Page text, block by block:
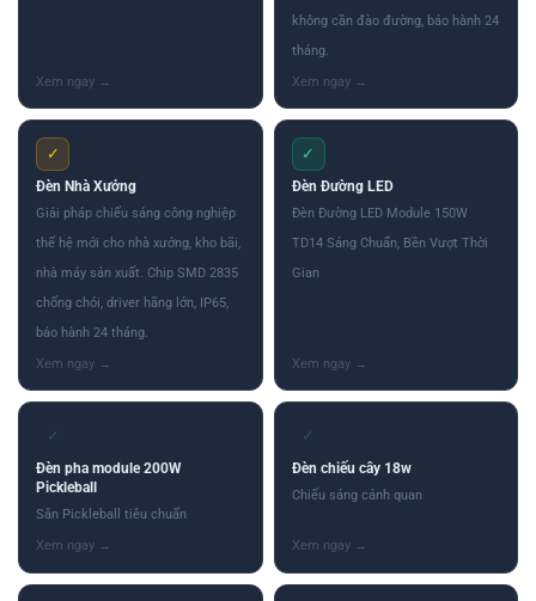
không cần đào đường, bảo hành 24
tháng.
✓
Đèn Nhà Xưởng
Giải pháp chiếu sáng công nghiệp
thế hệ mới cho nhà xưởng, kho bãi,
nhà máy sản xuất. Chip SMD 2835
chống chói, driver hãng lớn, IP65,
bảo hành 24 tháng.
✓
Đèn Đường LED
Đèn Đường LED Module 150W
TD14 Sáng Chuẩn, Bền Vượt Thời
Gian
✓
Đèn pha module 200W
Pickleball
Sân Pickleball tiêu chuẩn
✓
Đèn chiếu cây 18w
Chiếu sáng cảnh quan